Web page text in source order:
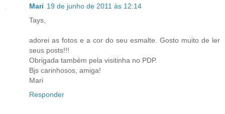
Mari 19 de junho de 2011 às 12:14
Tays,
adorei as fotos e a cor do seu esmalte. Gosto muito de ler
seus posts!!!
Obrigada também pela visitinha no PDP.
Bjs carinhosos, amiga!
Mari
Responder